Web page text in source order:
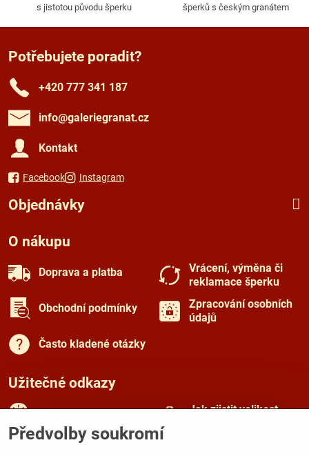
s jistotou původu šperku šperků s českým granátem
Potřebujete poradit?
+420 777 341 187
info​@galeriegranat​.cz
Kontakt
Facebook Instagram
Objednávky
O nákupu
Doprava a platba
Vrácení, výměna či
reklamace šperku
Obchodní podmínky
Zpracování osobních
údajů
Často kladené otázky
Užitečné odkazy
Rady a tipy
Jak zjistit velikost
Předvolby soukromí